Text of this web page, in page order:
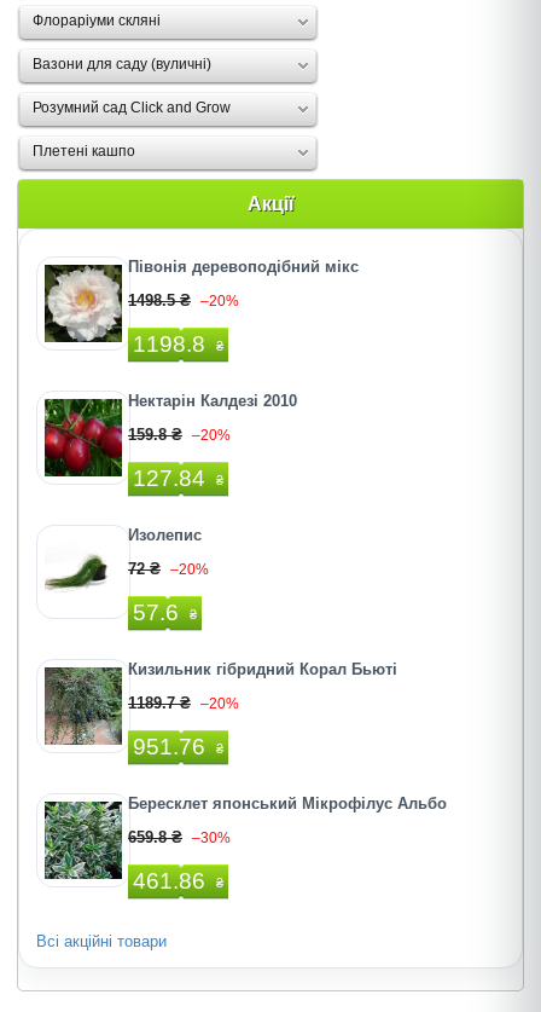
Флораріуми скляні
Вазони для саду (вуличні)
Розумний сад Click and Grow
Плетені кашпо
Акції
Півонія деревоподібний мікс
1498.5 ₴ –20%
1198.8 ₴
Нектарін Калдезі 2010
159.8 ₴ –20%
127.84 ₴
Изолепис
72 ₴ –20%
57.6 ₴
Кизильник гібридний Корал Бьюті
1189.7 ₴ –20%
951.76 ₴
Бересклет японський Мікрофілус Альбо
659.8 ₴ –30%
461.86 ₴
Всі акційні товари